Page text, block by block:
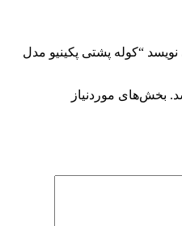
“کوله پشتی پکینیو مدل
بخش‌های موردنیاز